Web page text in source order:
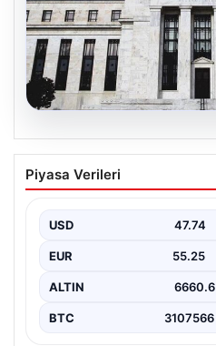
Fed faizi sabit tuttu
Piyasa Verileri
USD 47.74
EUR 55.25
ALTIN 6660.6
BTC 3107566